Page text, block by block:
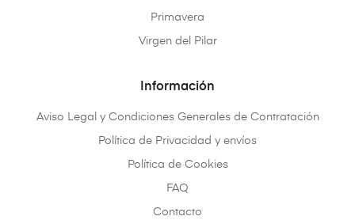
Primavera
Virgen del Pilar
Información
Aviso Legal y Condiciones Generales de Contratación
Política de Privacidad y envíos
Política de Cookies
FAQ
Contacto